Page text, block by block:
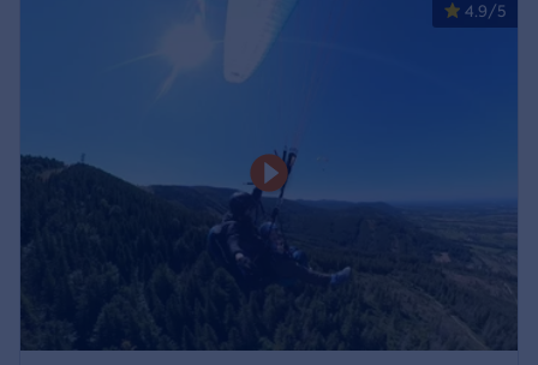
4.9/5